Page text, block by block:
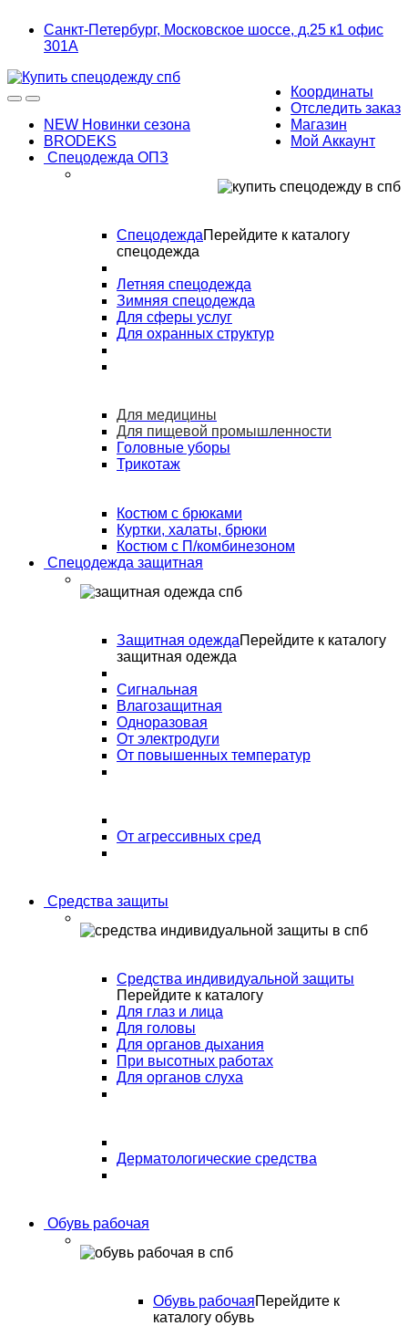
navigation
content
Санкт-Петербург, Московское шоссе, д.25 к1 офис
301А
Координаты
Отследить заказ
Магазин
Мой Аккаунт
NEW Новинки сезона
BRODEKS
Спецодежда ОПЗ
СпецодеждаПерейдите к каталогу
спецодежда
Летняя спецодежда
Зимняя спецодежда
Для сферы услуг
Для охранных структур
Для медицины
Для пищевой промышленности
Головные уборы
Трикотаж
Костюм с брюками
Куртки, халаты, брюки
Костюм с П/комбинезоном
Спецодежда защитная
Защитная одеждаПерейдите к каталогу
защитная одежда
Сигнальная
Влагозащитная
Одноразовая
От электродуги
От повышенных температур
От агрессивных сред
Средства защиты
Средства индивидуальной защиты
Перейдите к каталогу
Для глаз и лица
Для головы
Для органов дыхания
При высотных работах
Для органов слуха
Дерматологические средства
Обувь рабочая
Обувь рабочаяПерейдите к
каталогу обувь